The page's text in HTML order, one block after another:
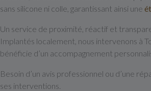
sans silicone ni colle, garantissant ainsi une
Un service de proximité, réactif et
Implantés localement, nous intervenons à
bénéficie d’un accompagnement
Besoin d’un avis professionnel ou d’une
ses interventions.